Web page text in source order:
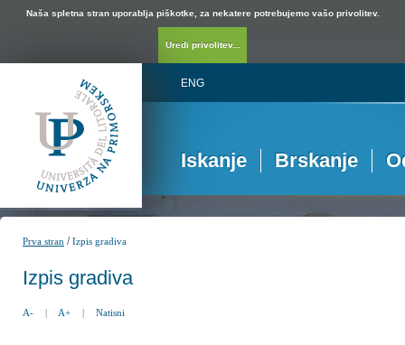
Naša spletna stran uporablja piškotke, za nekatere potrebujemo vašo privolitev.
Uredi privolitev...
ENG
Iskanje Brskanje
Prva stran /Izpis gradiva
Izpis gradiva
A- | A+ | Natisni